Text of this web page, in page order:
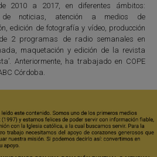
2010 a 2017, en diferentes ámbitos:
de noticias, atención a medios de
edición de fotografía y vídeo, producción
2 programas de radio semanales en
maquetación y edición de la revista
Anteriormente, ha trabajado en COPE
Córdoba.